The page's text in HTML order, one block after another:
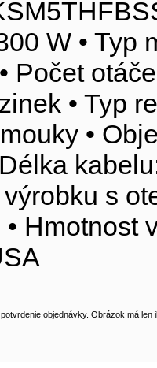
W • Typ
Počet
• Typ
•
s
Hmotnost
objednávky. Obrázok má len